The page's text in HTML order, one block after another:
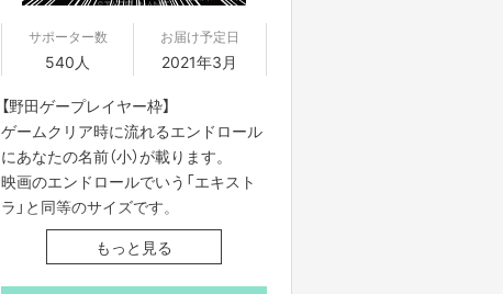
サポーター数
540人
お届け予定日
2021年3月
【野田ゲープレイヤー枠】
ゲームクリア時に流れるエンドロール
にあなたの名前（小）が載ります。
映画のエンドロールでいう「エキスト
ラ」と同等のサイズです。
必ず備考欄に、掲載をご希望のお名前
もしくはペンネームをご記入くださ
もっと見る